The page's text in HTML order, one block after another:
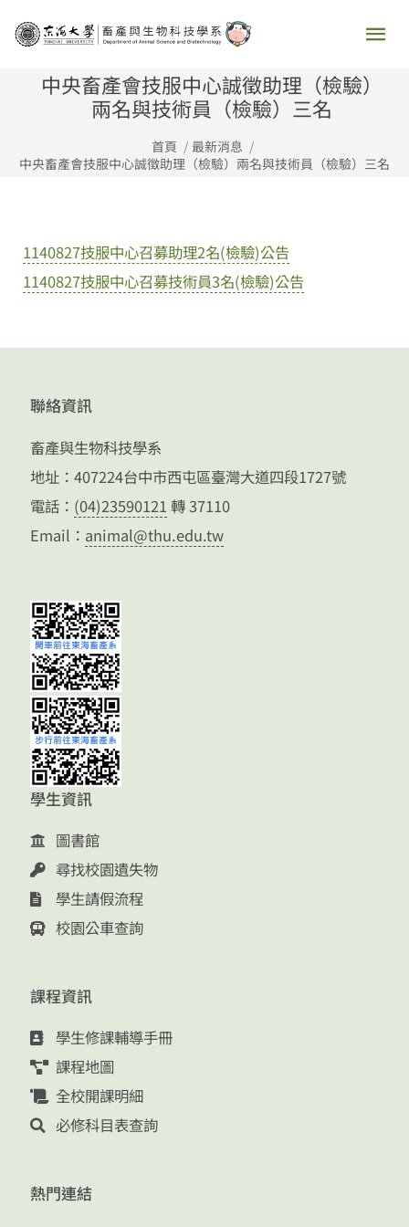
主
要
單
中央畜產會技服中心誠徵助理（檢驗）
兩名與技術員（檢驗）三名
首頁
最新消息
中央畜產會技服中心誠徵助理（檢驗）兩名與技術員（檢驗）三名
1140827技服中心召募助理2名(檢驗)公告
1140827技服中心召募技術員3名(檢驗)公告
聯絡資訊
畜產與生物科技學系
地址：407224台中市西屯區臺灣大道四段1727號
電話： (04)23590121 轉 37110
Email： animal@thu.edu.tw
學生資訊
圖書館
尋找校園遺失物
學生請假流程
校園公車查詢
課程資訊
學生修課輔導手冊
課程地圖
全校開課明細
必修科目表查詢
熱門連結